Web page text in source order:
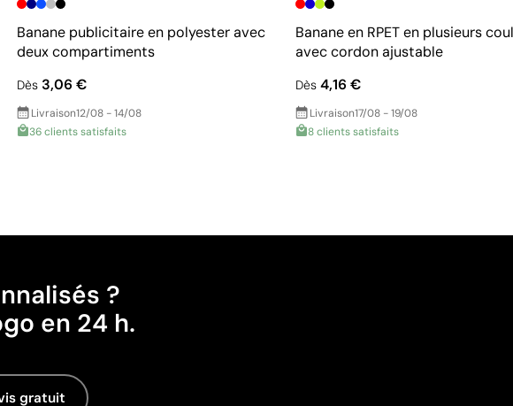
Banane publicitaire en polyester avec
deux compartiments
Dès3,06 €
Livraison12/08 - 14/08
36 clients satisfaits
Banane en RPET en plusieurs
avec cordon ajustable
Dès4,16 €
Livraison17/08 - 19/08
8 clients satisfaits
?
en 24 h.
gratuit